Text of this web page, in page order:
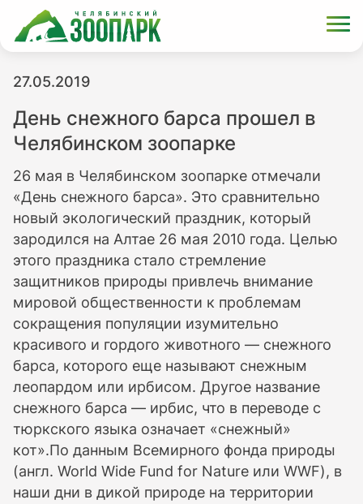
27.05.2019
День снежного барса прошел в
Челябинском зоопарке
26 мая в Челябинском зоопарке отмечали
«День снежного барса». Это сравнительно
новый экологический праздник, который
зародился на Алтае 26 мая 2010 года. Целью
этого праздника стало стремление
защитников природы привлечь внимание
мировой общественности к проблемам
сокращения популяции изумительно
красивого и гордого животного — снежного
барса, которого еще называют снежным
леопардом или ирбисом. Другое название
снежного барса — ирбис, что в переводе с
тюркского языка означает «снежный»
кот».По данным Всемирного фонда природы
(англ. World Wide Fund for Nature или WWF), в
наши дни в дикой природе на территории